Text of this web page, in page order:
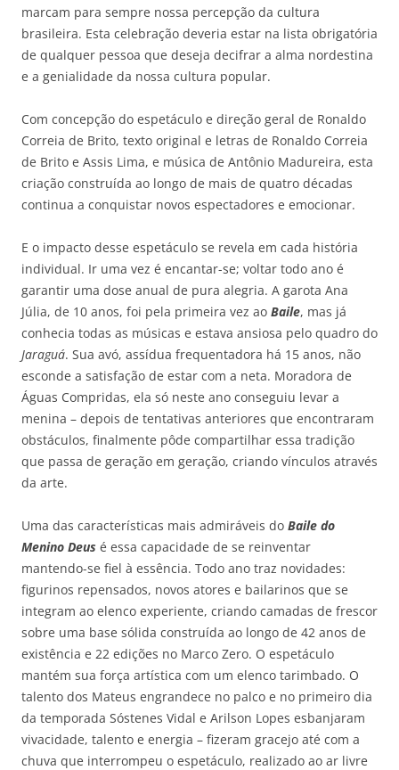
marcam para sempre nossa percepção da cultura
brasileira. Esta celebração deveria estar na lista obrigatória
de qualquer pessoa que deseja decifrar a alma nordestina
e a genialidade da nossa cultura popular.
Com concepção do espetáculo e direção geral de Ronaldo
Correia de Brito, texto original e letras de Ronaldo Correia
de Brito e Assis Lima, e música de Antônio Madureira, esta
criação construída ao longo de mais de quatro décadas
continua a conquistar novos espectadores e emocionar.
E o impacto desse espetáculo se revela em cada história
individual. Ir uma vez é encantar-se; voltar todo ano é
garantir uma dose anual de pura alegria. A garota Ana
Júlia, de 10 anos, foi pela primeira vez ao Baile, mas já
conhecia todas as músicas e estava ansiosa pelo quadro do
Jaraguá. Sua avó, assídua frequentadora há 15 anos, não
esconde a satisfação de estar com a neta. Moradora de
Águas Compridas, ela só neste ano conseguiu levar a
menina – depois de tentativas anteriores que encontraram
obstáculos, finalmente pôde compartilhar essa tradição
que passa de geração em geração, criando vínculos através
da arte.
Uma das características mais admiráveis do Baile do
Menino Deus é essa capacidade de se reinventar
mantendo-se fiel à essência. Todo ano traz novidades:
figurinos repensados, novos atores e bailarinos que se
integram ao elenco experiente, criando camadas de frescor
sobre uma base sólida construída ao longo de 42 anos de
existência e 22 edições no Marco Zero. O espetáculo
mantém sua força artística com um elenco tarimbado. O
talento dos Mateus engrandece no palco e no primeiro dia
da temporada Sóstenes Vidal e Arilson Lopes esbanjaram
vivacidade, talento e energia – fizeram gracejo até com a
chuva que interrompeu o espetáculo, realizado ao ar livre